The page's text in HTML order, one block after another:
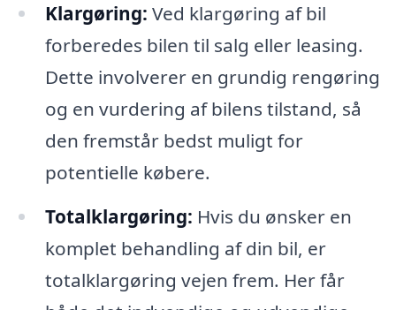
Klargøring: Ved klargøring af bil
forberedes bilen til salg eller leasing.
Dette involverer en grundig rengøring
og en vurdering af bilens tilstand, så
den fremstår bedst muligt for
potentielle købere.
Totalklargøring: Hvis du ønsker en
komplet behandling af din bil, er
totalklargøring vejen frem. Her får